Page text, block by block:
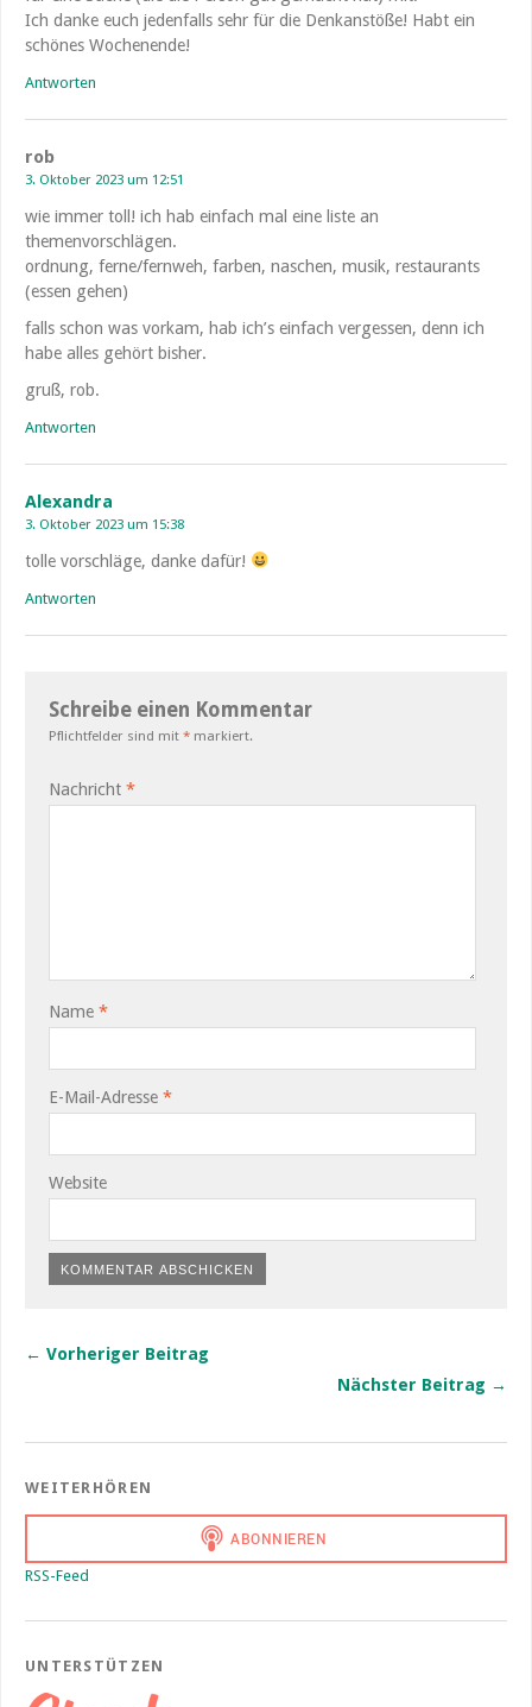
Ich danke euch jedenfalls sehr für die Denkanstöße! Habt ein
schönes Wochenende!
Antworten
rob
3. Oktober 2023 um 12:51
wie immer toll! ich hab einfach mal eine liste an
themenvorschlägen.
ordnung, ferne/fernweh, farben, naschen, musik, restaurants
(essen gehen)
falls schon was vorkam, hab ich’s einfach vergessen, denn ich
habe alles gehört bisher.
gruß, rob.
Antworten
Alexandra
3. Oktober 2023 um 15:38
tolle vorschläge, danke dafür!
Antworten
Schreibe einen Kommentar
Pflichtfelder sind mit * markiert.
Nachricht *
Name *
E-Mail-Adresse *
Website
← Vorheriger Beitrag
Nächster Beitrag →
WEITERHÖREN
RSS-Feed
UNTERSTÜTZEN